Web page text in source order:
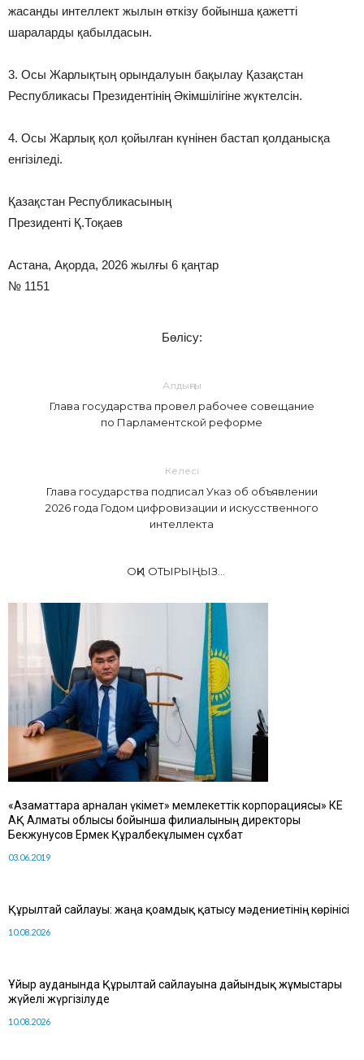
жасанды интеллект жылын өткізу бойынша қажетті
шараларды қабылдасын.
3. Осы Жарлықтың орындалуын бақылау Қазақстан
Республикасы Президентінің Әкімшілігіне жүктелсін.
4. Осы Жарлық қол қойылған күнінен бастап қолданысқа
енгізіледі.
Қазақстан Республикасының
Президенті Қ.Тоқаев
Астана, Ақорда, 2026 жылғы 6 қаңтар
№ 1151
Бөлісу:
Алдыңғы
Глава государства провел рабочее совещание
по Парламентской реформе
Келесі
Глава государства подписал Указ об объявлении
2026 года Годом цифровизации и искусственного
интеллекта
ОҚИ ОТЫРЫҢЫЗ...
«Азаматтарға арналған үкімет» мемлекеттік корпорациясы» КЕ
АҚ Алматы облысы бойынша филиалының директоры
Бекжунусов Ермек Құралбекұлымен сұхбат
03.06.2019
Құрылтай сайлауы: жаңа қоғамдық қатысу мәдениетінің көрінісі
10.08.2026
Ұйғыр ауданында Құрылтай сайлауына дайындық жұмыстары
жүйелі жүргізілуде
10.08.2026